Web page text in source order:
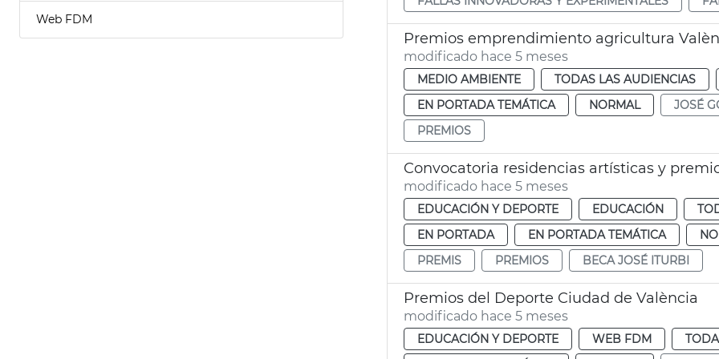
Web FDM
Premios emprendimiento agricultura
modificado hace 5 meses
MEDIO AMBIENTE
TODAS LAS AUDIENCIAS
EN PORTADA TEMÁTICA
NORMAL
JOSÉ
PREMIOS
Convocatoria residencias artísticas y
modificado hace 5 meses
EDUCACIÓN Y DEPORTE EDUCACIÓN
EN PORTADA
EN PORTADA TEMÁTICA
PREMIS
PREMIOS BECA JOSÉ ITURBI
Premios del Deporte Ciudad de València
modificado hace 5 meses
EDUCACIÓN Y DEPORTE WEB FDM